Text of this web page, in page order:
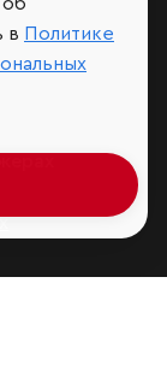
в Политике